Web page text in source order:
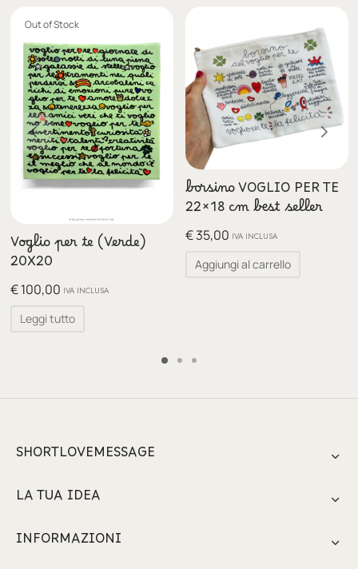
Out of Stock
Voglio per te (Verde)
20X20
€100,00 IVA INCLUSA
Leggi tutto
borsino VOGLIO PER TE
22×18 cm best seller
€35,00 IVA INCLUSA
Aggiungi al carrello
SHORTLOVEMESSAGE
LA TUA IDEA
INFORMAZIONI